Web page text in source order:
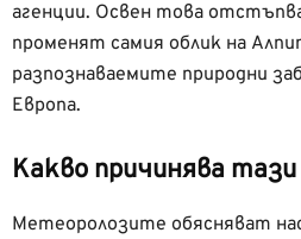
агенции. Освен това
променят самия облик на
разпознаваемите природни
Европа.
Какво причинява
Метеоролозите обясняват